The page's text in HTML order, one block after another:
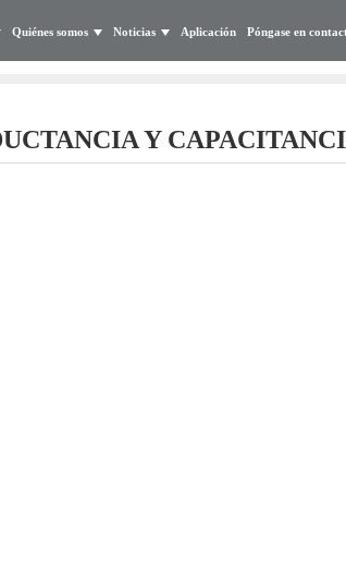
Quiénes somos Noticias Aplicación Póngase en
Y